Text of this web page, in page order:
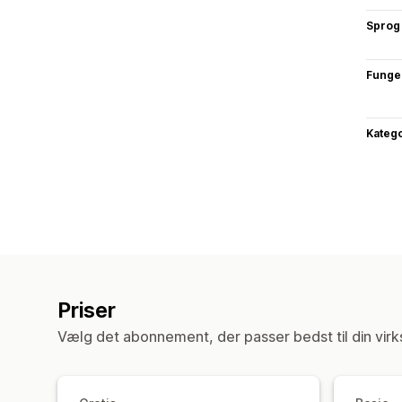
Sprog
Priser
Vælg det abonnement, der passer bedst til din